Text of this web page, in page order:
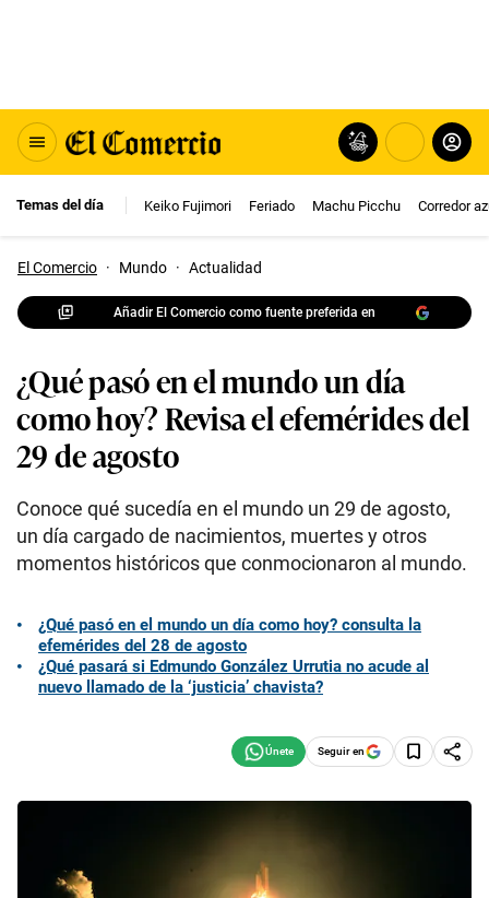
Temas del día Keiko Fujimori Feriado Machu Picchu Corredor
El Comercio · Mundo · Actualidad
Añadir El Comercio como fuente preferida en
¿Qué pasó en el mundo un día
como hoy? Revisa el efemérides del
29 de agosto
Conoce qué sucedía en el mundo un 29 de agosto,
un día cargado de nacimientos, muertes y otros
momentos históricos que conmocionaron al mundo.
¿Qué pasó en el mundo un día como hoy? consulta la
efemérides del 28 de agosto
¿Qué pasará si Edmundo González Urrutia no acude al
nuevo llamado de la ‘justicia’ chavista?
Seguir en